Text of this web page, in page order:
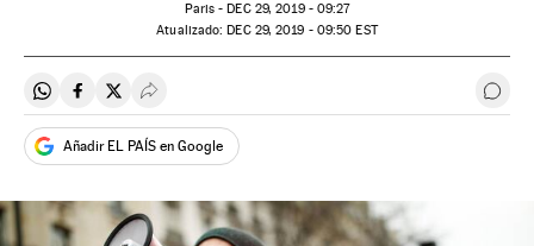
Paris -DEC29, 2019 - 09:27
atualizado: DEC29, 2019 - 09:50 EST
Compartir en Whatsapp
Compartir en Facebook
Compartir en Twitter
Desplegar Redes Sociales
Añadir EL PAÍS en Google